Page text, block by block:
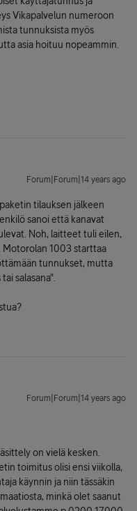
Vikapalvelun numeroon
tunnuksista myös
asia hoituu nopeammin.
Forum|Forum|14 years ago
tilauksen jälkeen
sanoi että kanavat
Noh, laitteet tuli eilen,
1003 starttaa
tunnukset, mutta
salasana".
Forum|Forum|14 years ago
on vielä kesken.
toimitus olisi ensi viikolla,
käynnin ja niin tässäkin
minkä olet saanut